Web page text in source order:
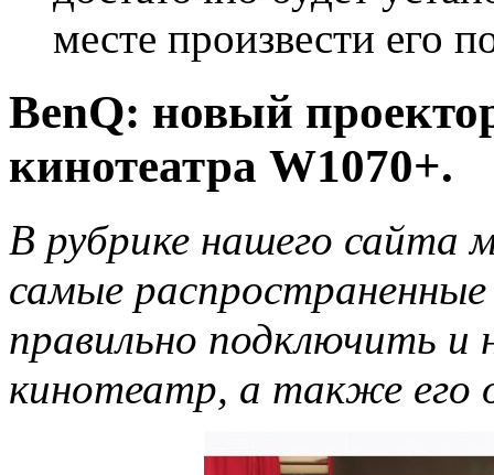
месте произвести его
BenQ: новый
кинотеатра W1070+.
В рубрике нашего сайта
самые
правильно подключить
кинотеатр, а также его